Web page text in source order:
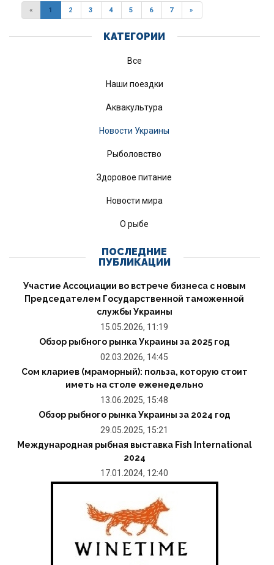
« 1 2 3 4 5 6 7 »
КАТЕГОРИИ
Все
Наши поездки
Аквакультура
Новости Украины
Рыболовство
Здоровое питание
Новости мира
О рыбе
ПОСЛЕДНИЕ
ПУБЛИКАЦИИ
Участие Ассоциации во встрече бизнеса с новым
Председателем Государственной таможенной
службы Украины
15.05.2026, 11:19
Обзор рыбного рынка Украины за 2025 год
02.03.2026, 14:45
Сом клариев (мраморный): польза, которую стоит
иметь на столе еженедельно
13.06.2025, 15:48
Обзор рыбного рынка Украины за 2024 год
29.05.2025, 15:21
Международная рыбная выставка Fish International
2024
17.01.2024, 12:40